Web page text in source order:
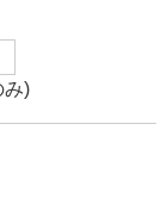
み)